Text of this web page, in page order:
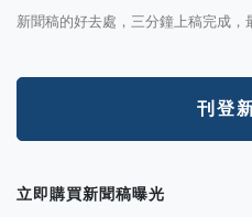
新聞稿的好去處，三分鐘上稿完成，
刊登
立即購買新聞稿曝光